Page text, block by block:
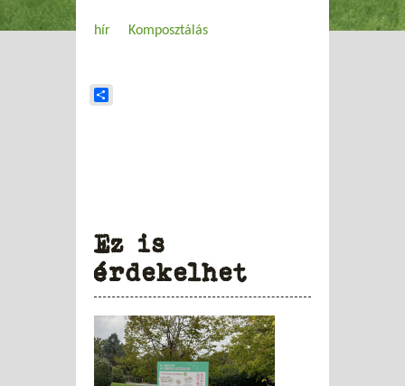
hír Komposztálás
Ez is
érdekelhet